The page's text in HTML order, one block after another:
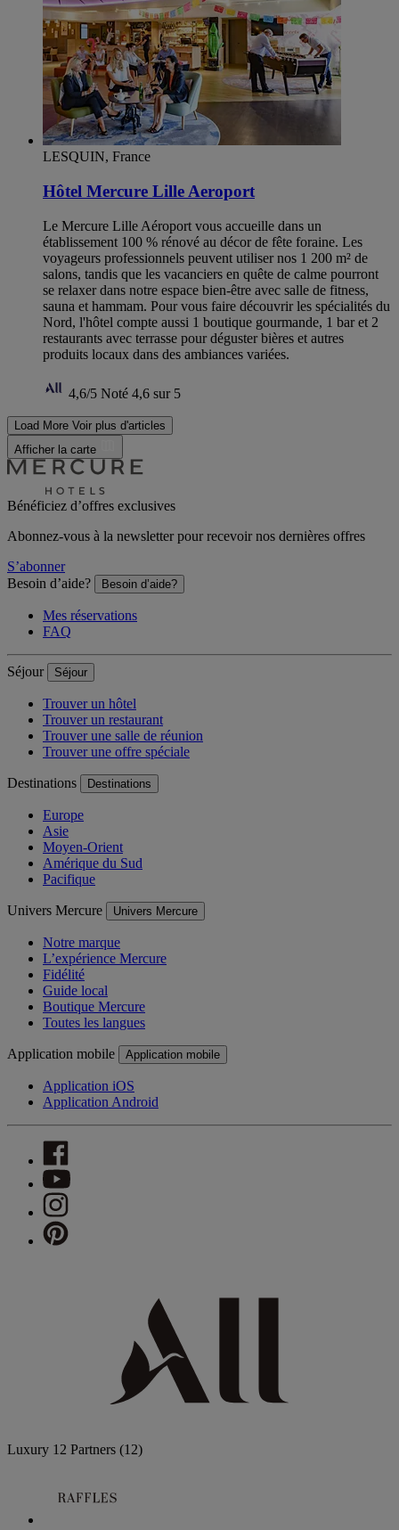
LESQUIN, France
Hôtel Mercure Lille Aeroport
Le Mercure Lille Aéroport vous accueille dans un
établissement 100 % rénové au décor de fête foraine. Les
voyageurs professionnels peuvent utiliser nos 1 200 m² de
salons, tandis que les vacanciers en quête de calme pourront
se relaxer dans notre espace bien-être avec salle de fitness,
sauna et hammam. Pour vous faire découvrir les spécialités du
Nord, l'hôtel compte aussi 1 boutique gourmande, 1 bar et 2
restaurants avec terrasse pour déguster bières et autres
produits locaux dans des ambiances variées.
4,6/5 Noté 4,6 sur 5
Load More Voir plus d'articles
Afficher la carte
Bénéficiez d’offres exclusives
Abonnez-vous à la newsletter pour recevoir nos dernières offres
S’abonner
Besoin d’aide?
Besoin d’aide?
Mes réservations
FAQ
Séjour Séjour
Trouver un hôtel
Trouver un restaurant
Trouver une salle de réunion
Trouver une offre spéciale
Destinations Destinations
Europe
Asie
Moyen-Orient
Amérique du Sud
Pacifique
Univers Mercure Univers Mercure
Notre marque
L’expérience Mercure
Fidélité
Guide local
Boutique Mercure
Toutes les langues
Application mobile Application mobile
Application iOS
Application Android
Luxury 12 Partners (12)